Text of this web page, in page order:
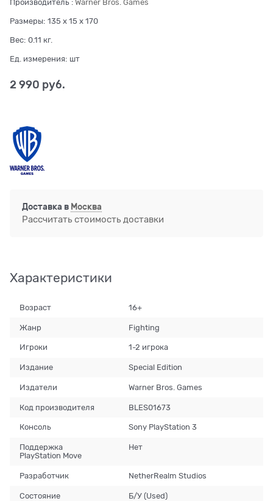
Производитель : Warner Bros. Games
Размеры: 135 x 15 x 170
Вес: 0.11 кг.
Ед. измерения: шт
2 990 руб.
Доставка в Москва
Рассчитать стоимость доставки
Характеристики
Возраст 16+
Жанр Fighting
Игроки 1-2 игрока
Издание Special Edition
Издатели Warner Bros. Games
Код производителя BLES01673
Консоль Sony PlayStation 3
Поддержка
PlayStation Move
Нет
Разработчик NetherRealm Studios
Состояние Б/У (Used)